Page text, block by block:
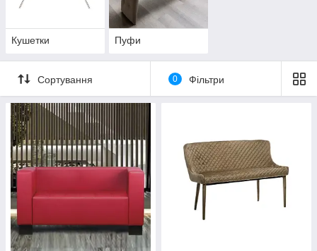
Кушетки Пуфи
Сортування 0 Фільтри